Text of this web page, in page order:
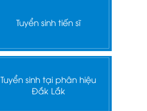
Tuyển sinh tiến sĩ
Tuyển sinh tại phân hiệu
Đắk Lắk